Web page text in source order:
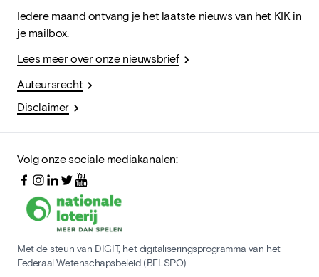
Iedere maand ontvang je het laatste nieuws van het KIK in
je mailbox.
Lees meer over onze nieuwsbrief
Auteursrecht
Disclaimer
Volg onze sociale mediakanalen:
Met de steun van DIGIT, het digitaliseringsprogramma van het
Federaal Wetenschapsbeleid (BELSPO)